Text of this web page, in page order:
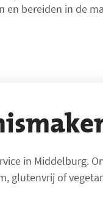
en bereiden in de
in Middelburg.
glutenvrij of